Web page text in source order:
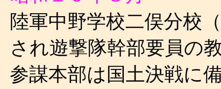
陸軍中野学校二俣分校
され遊撃隊幹部要員の
参謀本部は国土決戦に